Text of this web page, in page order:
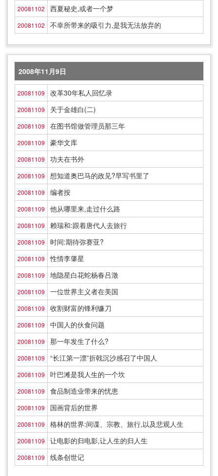
20081102 西夏秘史,或者一个梦
20081102 不幸所带来的吸引力,是我无法放弃的
2008年11月9日
20081109 改革30年私人回忆录
20081109 关于金雄白(二)
20081109 在图书馆做管理员那三年
20081109 豪华文库
20081109 功夫在书外
20081109 想知道奥巴马的政见?早写书里了
20081109 编者按
20081109 他从哪里来,走过什么路
20081109 赖瑞和:跟着唐代人去旅行
20081109 时间:期待弥赛亚?
20081109 性情李肇星
20081109 地隐星白花蛇杨春吕澂
20081109 一位世界主义者在美国
20081109 收割财富的锋利镰刀
20081109 中国人的伙食问题
20081109 那一年发生了什么?
20081109 “长江第一漂”折戟沉沙感召了中国人
20081109 叶巴滩是我人生的一个坎
20081109 食品制造业带来的忧患
20081109 国画背后的世界
20081109 格林的世界:间谍、宗教、旅行,以及悲观人生
20081109 让电影的归电影,让人生的归人生
20081109 线条创世记